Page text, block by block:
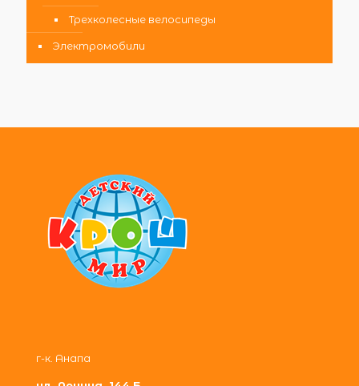
Трехколесные велосипеды
Электромобили
г-к. Анапа